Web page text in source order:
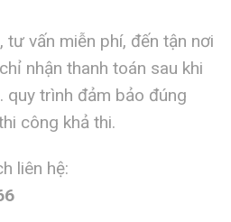
tư vấn miễn phí, đến tận nơi
nhận thanh toán sau khi
quy trình đảm bảo đúng
công khả thi.
liên hệ: